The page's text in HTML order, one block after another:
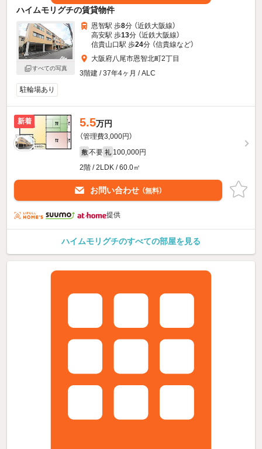
ハイムモリグチの賃貸物件
すべての写真
恩智駅 歩8分 （近鉄大阪線）
高安駅 歩13分 （近鉄大阪線）
信貴山口駅 歩24分 （信貴線など）
大阪府八尾市恩智北町2丁目
3階建 / 37年4ヶ月 / ALC
駐輪場あり
新着 5.5万円
（管理費3,000円）
敷 不要 礼 100,000円
2階 / 2LDK / 60.0㎡
お問い合わせ （無料）
提供
ハイムモリグチのすべての部屋を見る